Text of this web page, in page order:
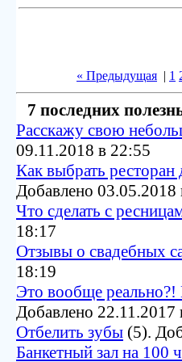
« Предыдущая | 1
7 последних
Расскажу свою
09.11.2018 в 22:55
Как выбрать
Добавлено 03.05.2018
Что сделать с
18:17
Отзывы о свадебных
18:19
Это вообще реально?!
Добавлено 22.11.2017
Отбелить зубы (5).
Банкетный зал на 100